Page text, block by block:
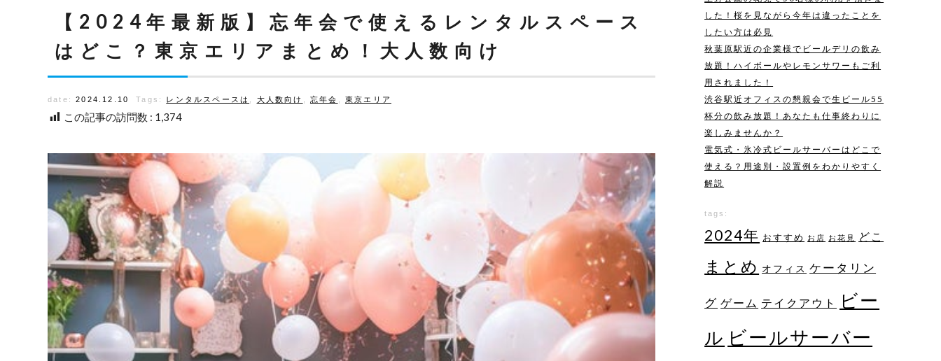
【2024年最新版】忘年会で使えるレンタルスペース
はどこ？東京エリアまとめ！大人数向け
date: 2024.12.10 Tags: レンタルスペースは 大人数向け 忘年会 東京エリア
この記事の訪問数 : 1,374
した！桜を見ながら今年は違ったことを
したい方は必見
秋葉原駅近の企業様でビールデリの飲み
放題！ハイボールやレモンサワーもご利
用されました！
渋谷駅近オフィスの懇親会で生ビール55
杯分の飲み放題！あなたも仕事終わりに
楽しみませんか？
電気式・氷冷式ビールサーバーはどこで
使える？用途別・設置例をわかりやすく
解説
tags:
2024年 おすすめ お店 お花見 どこ
まとめ オフィス ケータリン
グ ゲーム テイクアウト
ビー
ル ビールサーバー